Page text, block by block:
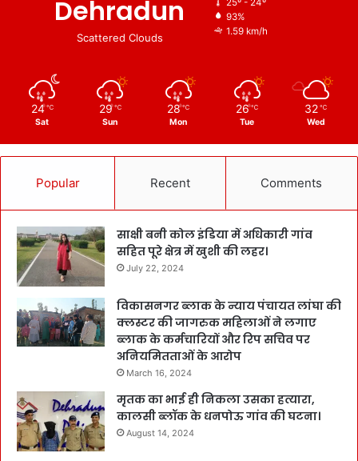
Dehradun
Scattered Clouds
93%
1.59 km/h
24 ℃
Sat
29 ℃
Sun
28 ℃
Mon
26 ℃
Tue
32 ℃
Wed
Popular Recent Comments
साक्षी बनी कोल इंडिया में अधिकारी गांव
सहित पूरे क्षेत्र में खुशी की लहर।
July 22, 2024
विकासनगर ब्लाक के न्याय पंचायत लांघा की
क्लस्टर की जागरुक महिलाओं ने लगाए
ब्लाक के कर्मचारियों और रिप सचिव पर
अनियमितताओं के आरोप
March 16, 2024
मृतक का भाई ही निकला उसका हत्यारा,
कालसी ब्लॉक के धनपोऊ गांव की घटना।
August 14, 2024